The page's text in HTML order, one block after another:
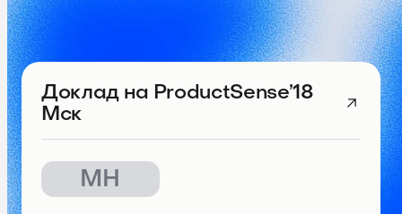
Доклад на ProductSense’18
Мск
МН